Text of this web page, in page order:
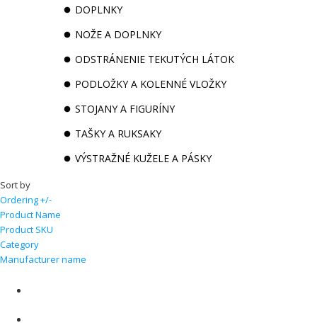
DOPLNKY
NOŽE A DOPLNKY
ODSTRÁNENIE TEKUTÝCH LÁTOK
PODLOŽKY A KOLENNÉ VLOŽKY
STOJANY A FIGURÍNY
TAŠKY A RUKSAKY
VÝSTRAŽNÉ KUŽELE A PÁSKY
Sort by
Ordering +/-
Product Name
Product SKU
Category
Manufacturer name